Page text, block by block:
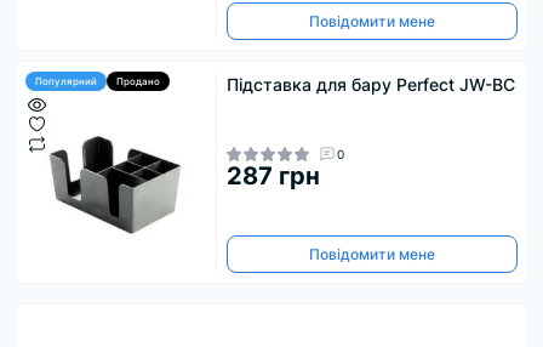
Повідомити мене
Популярний Продано Підставка для бару Perfect JW-BC
0
287 грн
Повідомити мене